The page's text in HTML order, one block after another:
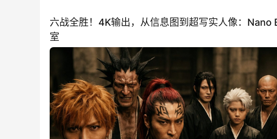
六战全胜！4K输出，从信息图到超写实人像：
室